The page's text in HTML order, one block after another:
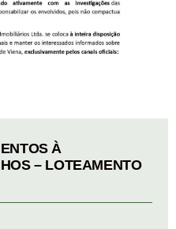
À
– LOTEAMENTO